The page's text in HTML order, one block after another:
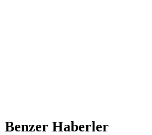
Benzer Haberler